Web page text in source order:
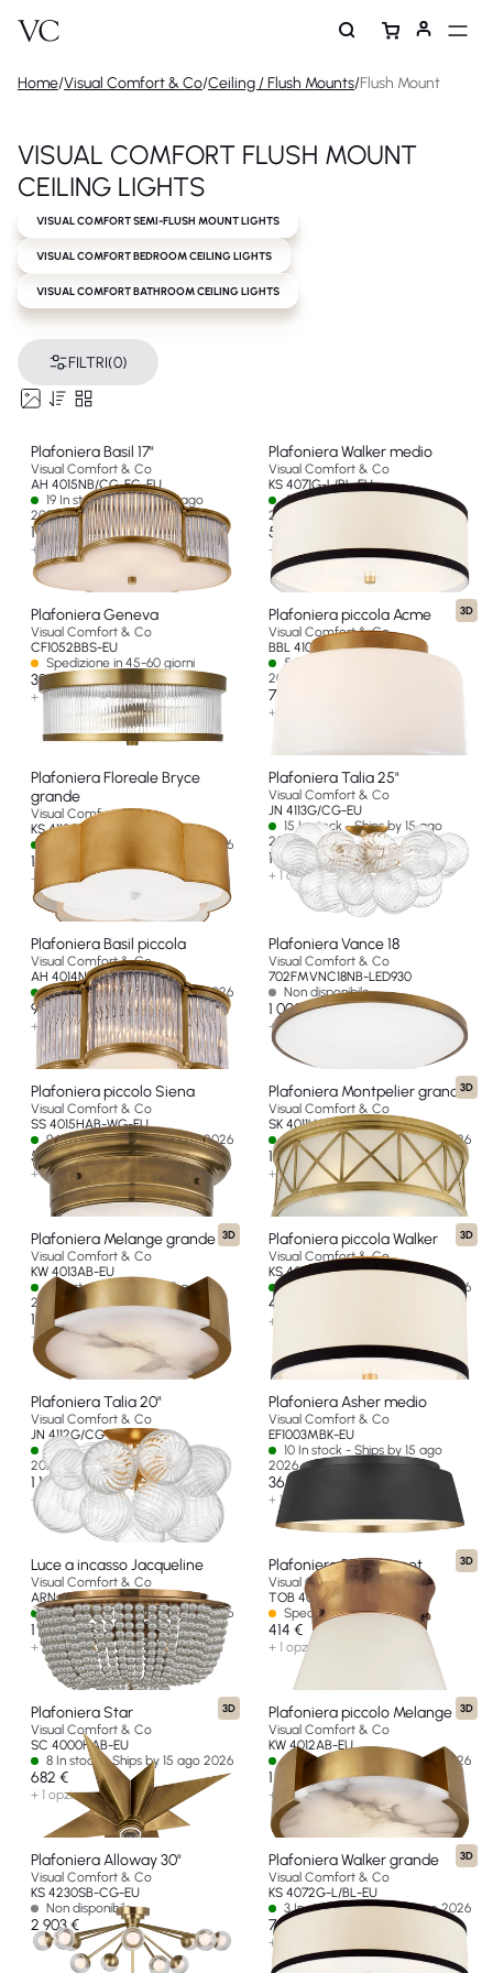
Home/Visual Comfort & Co/Ceiling / Flush Mounts/Flush Mount
VISUAL COMFORT FLUSH MOUNT
CEILING LIGHTS
VISUAL COMFORT SEMI-FLUSH MOUNT LIGHTS
VISUAL COMFORT BEDROOM CEILING LIGHTS
VISUAL COMFORT BATHROOM CEILING LIGHTS
FILTRI(0)
Plafoniera Basil 17"
Visual Comfort & Co
AH 4015NB/CG-FG-EU
19 In stock - Ships by 15 ago
2026
1 280 €
+ 5 opzioni
Plafoniera Walker medio
Visual Comfort & Co
KS 4071G-L/BL-EU
4 In stock - Ships by 15 ago
2026
524 €
+ 2 opzioni
Plafoniera Geneva
Visual Comfort & Co
CF1052BBS-EU
Spedizione in 45-60 giorni
390 €
+ 1 opzione
3D
Plafoniera piccola Acme
Visual Comfort & Co
BBL 4105SB-WG-EU
5 In stock - Ships by 15 ago
2026
768 €
+ 2 opzioni
Plafoniera Floreale Bryce
grande
Visual Comfort & Co
KS 4118G/WHT-FA-EU
7 In stock - Ships by 15 ago 2026
1 158 €
+ 1 opzione
Plafoniera Talia 25"
Visual Comfort & Co
JN 4113G/CG-EU
15 In stock - Ships by 15 ago
2026
1 512 €
+ 1 opzione
Plafoniera Basil piccola
Visual Comfort & Co
AH 4014NB/CG-FG-EU
11 In stock - Ships by 15 ago 2026
926 €
+ 5 opzioni
Plafoniera Vance 18
Visual Comfort & Co
702FMVNC18NB-LED930
Non disponibile
1 000 €
+ 1 opzione
Plafoniera piccolo Siena
Visual Comfort & Co
SS 4015HAB-WG-EU
9 In stock - Ships by 15 ago 2026
585 €
+ 3 opzioni
3D
Plafoniera Montpelier grande
Visual Comfort & Co
SK 4011HAB-FG-EU
3 In stock - Ships by 15 ago 2026
1 634 €
+ 2 opzioni
3D
Plafoniera Melange grande
Visual Comfort & Co
KW 4013AB-EU
19 In stock - Ships by 15 ago
2026
1 976 €
+ 2 opzioni
3D
Plafoniera piccola Walker
Visual Comfort & Co
KS 4070G-L/BL-EU
7 In stock - Ships by 15 ago 2026
414 €
+ 2 opzioni
Plafoniera Talia 20"
Visual Comfort & Co
JN 4112G/CG-EU
4 In stock - Ships by 15 ago
2026
1 158 €
+ 1 opzione
Plafoniera Asher medio
Visual Comfort & Co
EF1003MBK-EU
10 In stock - Ships by 15 ago
2026
365 €
+ 1 opzione
Luce a incasso Jacqueline
Visual Comfort & Co
ARN 4102HAB-CG-EU
3 In stock - Ships by 15 ago 2026
1 634 €
+ 1 opzione
3D
Plafoniera Perry Street
Visual Comfort & Co
TOB 4000HAB-EU
Spedizione in 14-30 giorni
414 €
+ 1 opzione
3D
Plafoniera Star
Visual Comfort & Co
SC 4000HAB-EU
8 In stock - Ships by 15 ago 2026
682 €
+ 1 opzione
3D
Plafoniera piccolo Melange
Visual Comfort & Co
KW 4012AB-EU
6 In stock - Ships by 15 ago 2026
1 634 €
+ 2 opzioni
Plafoniera Alloway 30"
Visual Comfort & Co
KS 4230SB-CG-EU
Non disponibile
2 903 €
3D
Plafoniera Walker grande
Visual Comfort & Co
KS 4072G-L/BL-EU
3 In stock - Ships by 15 ago 2026
707 €
+ 2 opzioni